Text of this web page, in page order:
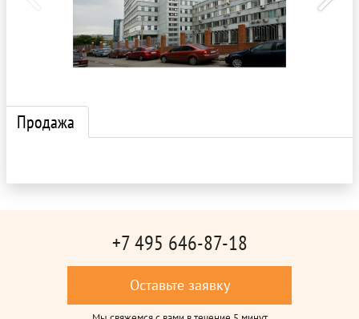
Продажа
+7 495 646-87-18
Оставьте заявку